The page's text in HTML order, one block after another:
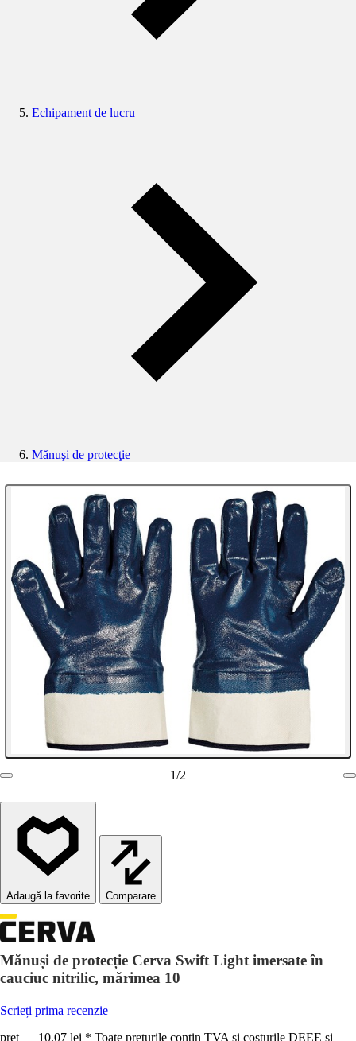
Echipament de lucru
Mănuşi de protecţie
1/2
Comparare
Mănuși de protecție Cerva Swift Light imersate în
cauciuc nitrilic, mărimea 10
Scrieți prima recenzie
preț — 10,07 lei * Toate prețurile conțin TVA și costurile DEEE și